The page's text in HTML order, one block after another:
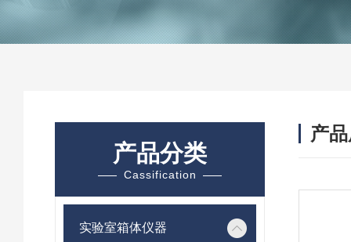
产品分类
Cassification
实验室箱体仪器
产